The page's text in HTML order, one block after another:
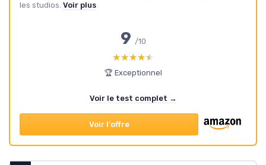
les studios. Voir plus
9 /10
★★★★★
★★★★★
🏆 Exceptionnel
Voir le test complet →
Voir l'offre